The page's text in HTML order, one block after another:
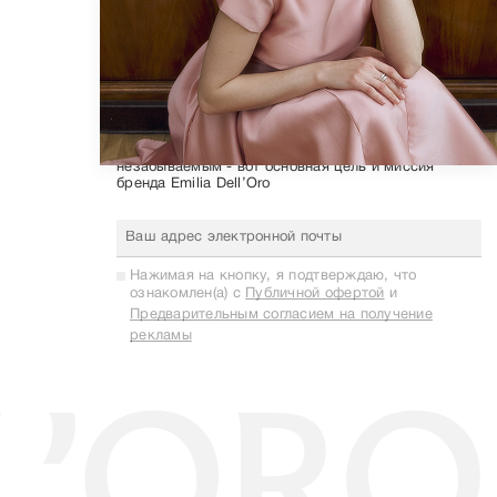
Находить красоту во всем и делать каждый день
незабываемым - вот основная цель и миссия
бренда Emilia Dell’Oro
Нажимая на кнопку, я подтверждаю, что
ознакомлен(а) с
Публичной офертой и
Предварительным согласием на получение
рекламы